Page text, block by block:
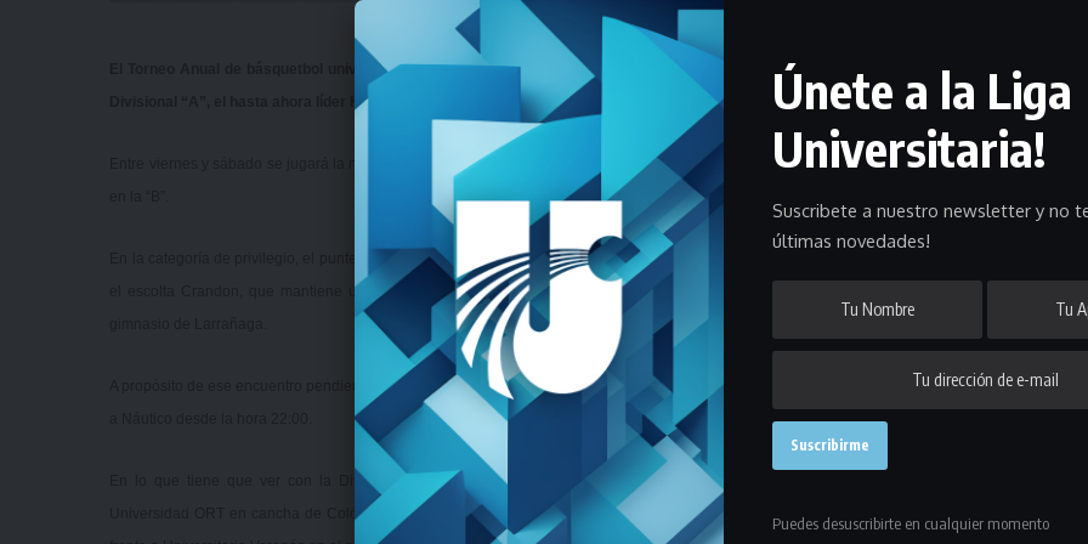
Únete a la Liga
Universitaria!
Suscribete a nuestro newsletter y no
últimas novedades!
Puedes desuscribirte en cualquier momento
El Torneo Anual de básquetbol universitario tendrá este fin de semana la disputa de una nueva etapa del Clasificatorio y en la
Divisional “A”, el hasta ahora líder Kennedy, se medirá ante Old Ivy en un partidazo.
Entre viernes y sábado se jugará la novena fecha del Torneo Clasificatorio de básquetbol universitario tanto en la Divisional “A” como
En la categoría de privilegio, el puntero Kennedy enfrentará a Old Ivy este sábado a la hora 19:00 en cancha de Capitol, mientras que
el escolta Crandon, que mantiene un encuentro pendiente, se medirá ante Guichón, también el sábado pero a las 21:00 y en el
A propósito de ese encuentro pendiente, el “limón” se pondrá al día con el calendario el lunes 3 de septiembre como local enfrentando
En lo que tiene que ver con la Divisional “B”, el puntero Universidad de Montevideo jugará este viernes a las 21:30 frente a
Universidad ORT en cancha de Colón, al tiempo que el escolta Tito Frioni, que tiene un partido menos jugado, será local el sábado